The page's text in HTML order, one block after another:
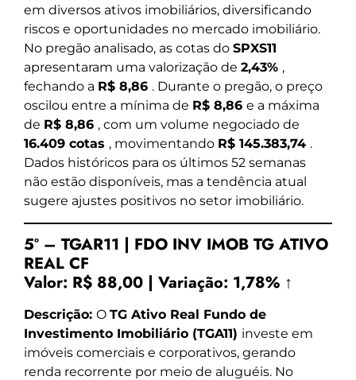
em diversos ativos imobiliários, diversificando
riscos e oportunidades no mercado imobiliário.
No pregão analisado, as cotas do SPXS11
apresentaram uma valorização de 2,43% ,
fechando a R$ 8,86 . Durante o pregão, o preço
oscilou entre a mínima de R$ 8,86 e a máxima
de R$ 8,86 , com um volume negociado de
16.409 cotas , movimentando R$ 145.383,74 .
Dados históricos para os últimos 52 semanas
não estão disponíveis, mas a tendência atual
sugere ajustes positivos no setor imobiliário.
5º – TGAR11 | FDO INV IMOB TG ATIVO
REAL CF
Valor: R$ 88,00 | Variação: 1,78% ↑
Descrição: O TG Ativo Real Fundo de
Investimento Imobiliário (TGA11) investe em
imóveis comerciais e corporativos, gerando
renda recorrente por meio de aluguéis. No